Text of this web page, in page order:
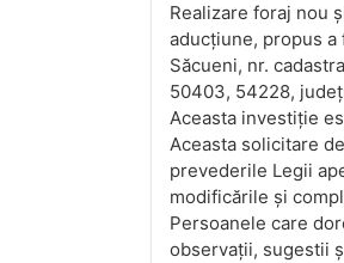
Realizare foraj nou
aducțiune, propus a
Săcueni, nr.
50403, 54228,
Aceasta investiție
Aceasta solicitare
prevederile Legii
modificările și
Persoanele care
observații, sugestii